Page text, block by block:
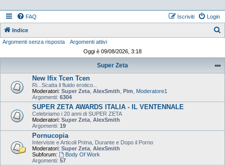
FAQ Login
Iscriviti
Indice
Argomenti senza risposta
Argomenti attivi
Oggi è 09/08/2026, 3:18
Super Zeta
New Ifix Tcen Tcen
Ri...Scatta il fluido erotico...
Moderatori: Super Zeta AlexSmith Pim
Moderatore1
Argomenti: 6304
SUPER ZETA AWARDS ITALIA - IL VENTENNALE
Celebriamo i 20 anni di SUPER ZETA
Moderatori: Super Zeta AlexSmith
Argomenti: 19
Pornucopia
Interviste e Articoli Prima, Durante e Dopo il Porno
Moderatori: Super Zeta AlexSmith
Subforum:
Body Of Work
Argomenti: 57